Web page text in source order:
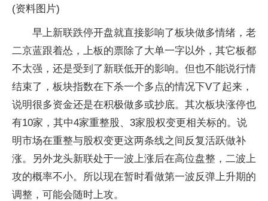
(资料图片)
早上新联跌停开盘就直接影响了板块做多情绪，老
二京蓝跟着怂，上板的票除了大单一字以外，其它板都
不太强，还是受到了新联低开的影响。但也不能说行情
结束了，板块指数在下杀一个多点的情况下V了起来，
说明很多资金还是在积极做多或抄底。其次板块涨停也
有10家，其中4家重整股、3家股权变更相关标的。说
明市场在重整与股权变更这两条线之间反复活跃做补
涨。另外龙头新联处于一波上涨后在高位盘整，二波上
攻的概率不小。所以现在暂时看做第一波反弹上升期的
调整，可能会随时上攻。